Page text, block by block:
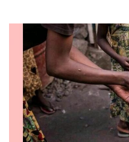
Tag:
sanidade